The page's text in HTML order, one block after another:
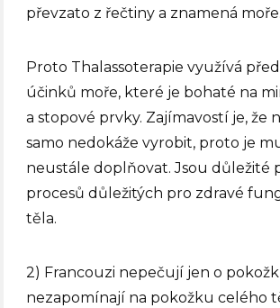
převzato z řečtiny a znamená moře.
Proto Thalassoterapie využívá
účinků moře, které je bohaté na
a stopové prvky. Zajímavostí je, že
samo nedokáže vyrobit, proto je
neustále doplňovat. Jsou důležité
procesů důležitých pro zdravé
těla.
2) Francouzi nepečují jen o
nezapomínají na pokožku celého